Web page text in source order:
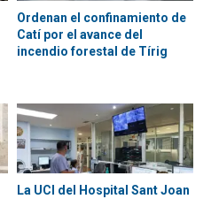
Ordenan el confinamiento de
Catí por el avance del
incendio forestal de Tírig
La UCI del Hospital Sant Joan